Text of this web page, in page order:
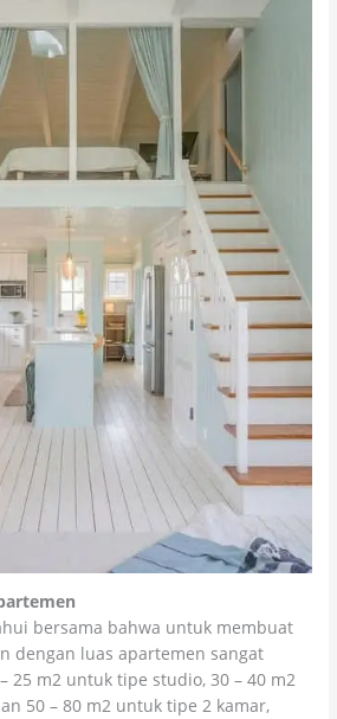
bersama bahwa untuk membuat
dengan luas apartemen sangat
25 m2 untuk tipe studio, 30 – 40 m2
50 – 80 m2 untuk tipe 2 kamar,